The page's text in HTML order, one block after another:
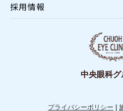
採用情報
中央眼科グ
プライバシーポリシー